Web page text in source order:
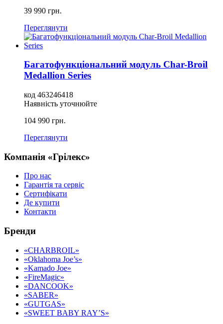
39 990 грн.
Переглянути
Багатофункціональний модуль Char-Broil
Medallion Series
код 463246418
Наявність уточнюйте
104 990 грн.
Переглянути
Компанія «Грілекс»
Про нас
Гарантія та сервіс
Сертифікати
Де купити
Контакти
Бренди
«CHARBROIL»
«Oklahoma Joe’s»
«Kamado Joe»
«FireMagic»
«DANCOOK»
«SABER»
«GUTGAS»
«SWEET BABY RAY’S»